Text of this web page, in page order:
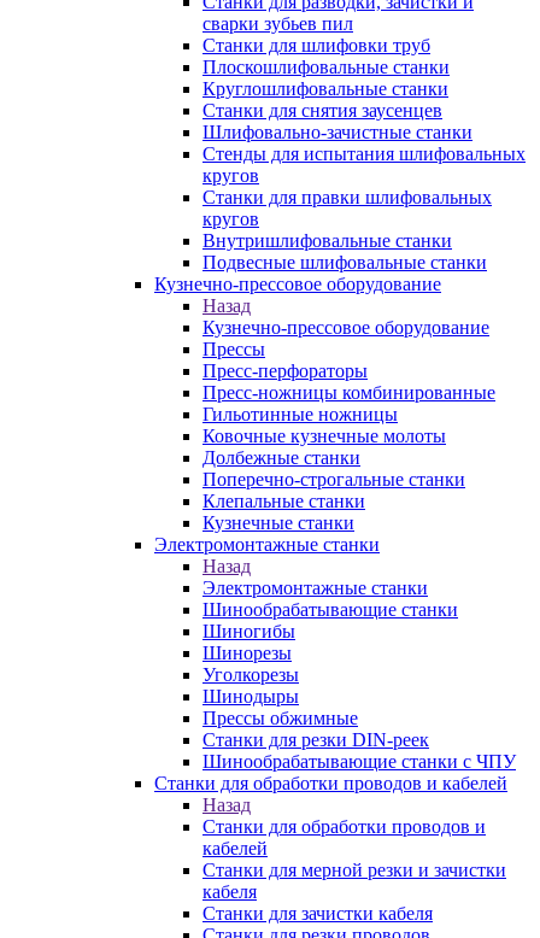
сварки зубьев пил
Станки для шлифовки труб
Плоскошлифовальные станки
Круглошлифовальные станки
Станки для снятия заусенцев
Шлифовально-зачистные станки
Стенды для испытания шлифовальных
кругов
Станки для правки шлифовальных
кругов
Внутришлифовальные станки
Подвесные шлифовальные станки
Кузнечно-прессовое оборудование
Назад
Кузнечно-прессовое оборудование
Прессы
Пресс-перфораторы
Пресс-ножницы комбинированные
Гильотинные ножницы
Ковочные кузнечные молоты
Долбежные станки
Поперечно-строгальные станки
Клепальные станки
Кузнечные станки
Электромонтажные станки
Назад
Электромонтажные станки
Шинообрабатывающие станки
Шиногибы
Шинорезы
Уголкорезы
Шинодыры
Прессы обжимные
Станки для резки DIN-реек
Шинообрабатывающие станки с ЧПУ
Станки для обработки проводов и кабелей
Назад
Станки для обработки проводов и
кабелей
Станки для мерной резки и зачистки
кабеля
Станки для зачистки кабеля